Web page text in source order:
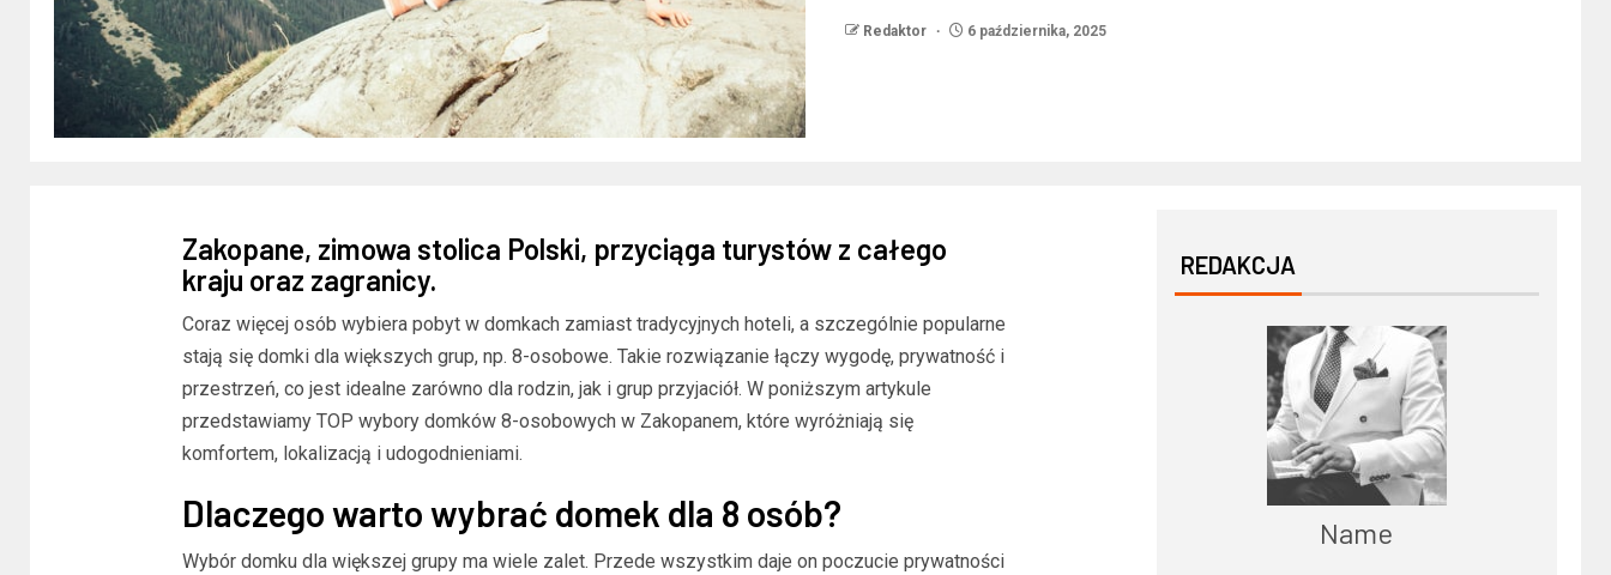
Redaktor 6 października, 2025
Zakopane, zimowa stolica Polski, przyciąga turystów z całego
kraju oraz zagranicy.
Coraz więcej osób wybiera pobyt w domkach zamiast tradycyjnych hoteli, a szczególnie popularne
stają się domki dla większych grup, np. 8-osobowe. Takie rozwiązanie łączy wygodę, prywatność i
przestrzeń, co jest idealne zarówno dla rodzin, jak i grup przyjaciół. W poniższym artykule
przedstawiamy TOP wybory domków 8-osobowych w Zakopanem, które wyróżniają się
komfortem, lokalizacją i udogodnieniami.
Dlaczego warto wybrać domek dla 8 osób?
Wybór domku dla większej grupy ma wiele zalet. Przede wszystkim daje on poczucie prywatności
REDAKCJA
Name